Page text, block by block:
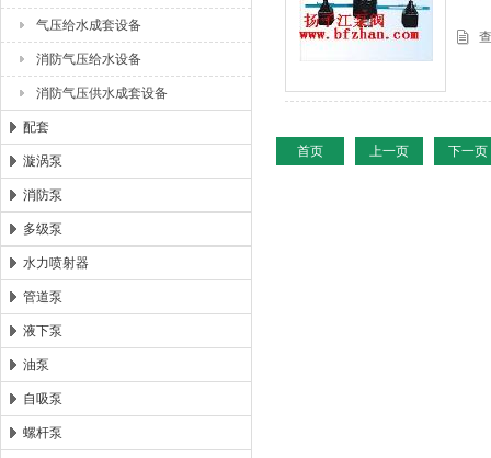
气压给水成套设备
消防气压给水设备
消防气压供水成套设备
配套
漩涡泵
消防泵
多级泵
水力喷射器
管道泵
液下泵
油泵
自吸泵
螺杆泵
首页 上一页 下一页